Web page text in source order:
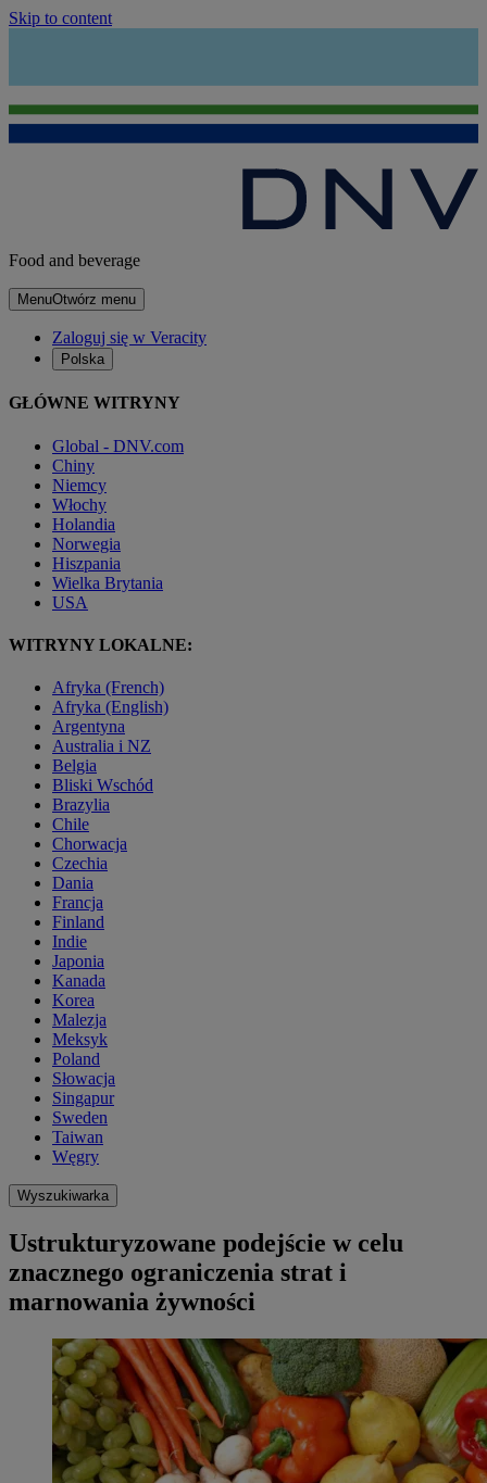
Skip to content
Food and beverage
MenuOtwórz menu
Zaloguj się w Veracity
Polska
GŁÓWNE WITRYNY
Global - DNV.com
Chiny
Niemcy
Włochy
Holandia
Norwegia
Hiszpania
Wielka Brytania
USA
WITRYNY LOKALNE:
Afryka (French)
Afryka (English)
Argentyna
Australia i NZ
Belgia
Bliski Wschód
Brazylia
Chile
Chorwacja
Czechia
Dania
Francja
Finland
Indie
Japonia
Kanada
Korea
Malezja
Meksyk
Poland
Słowacja
Singapur
Sweden
Taiwan
Węgry
Wyszukiwarka
Ustrukturyzowane podejście w celu
znacznego ograniczenia strat i
marnowania żywności